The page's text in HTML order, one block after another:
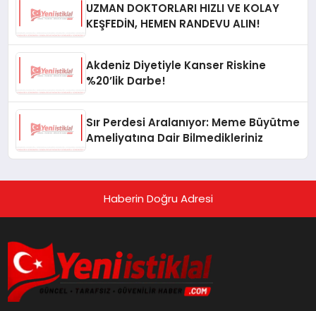
UZMAN DOKTORLARI HIZLI VE KOLAY
KEŞFEDİN, HEMEN RANDEVU ALIN!
Akdeniz Diyetiyle Kanser Riskine
%20’lik Darbe!
Sır Perdesi Aralanıyor: Meme Büyütme
Ameliyatına Dair Bilmedikleriniz
Haberin Doğru Adresi